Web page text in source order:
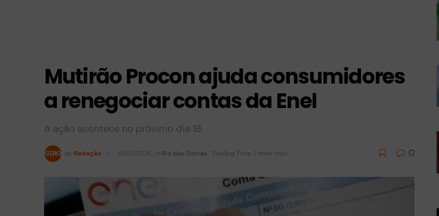
Mutirão Procon ajuda consumidores
a renegociar contas da Enel
A ação acontece no próximo dia 18
by Redação 15/07/2024 in Rio das Ostras Reading Time: 2 mins read 0